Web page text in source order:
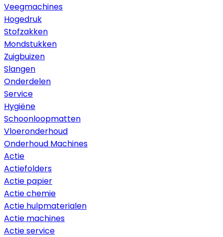
Veegmachines
Hogedruk
Stofzakken
Mondstukken
Zuigbuizen
Slangen
Onderdelen
Service
Hygiëne
Schoonloopmatten
Vloeronderhoud
Onderhoud Machines
Actie
Actiefolders
Actie papier
Actie chemie
Actie hulpmaterialen
Actie machines
Actie service